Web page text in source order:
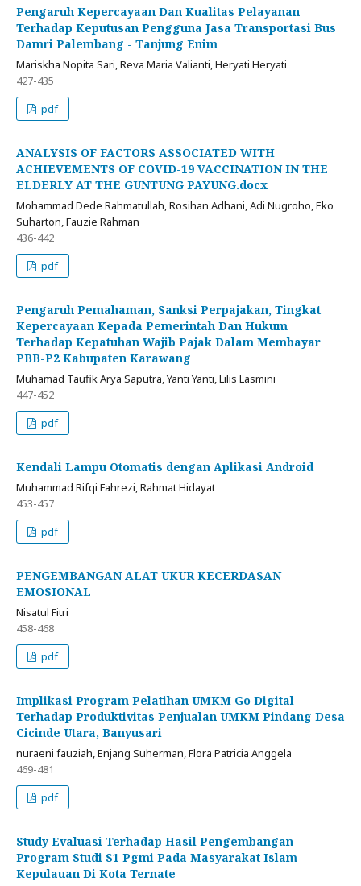
Pengaruh Kepercayaan Dan Kualitas Pelayanan
Terhadap Keputusan Pengguna Jasa Transportasi Bus
Damri Palembang - Tanjung Enim
Mariskha Nopita Sari, Reva Maria Valianti, Heryati Heryati
427-435
pdf
ANALYSIS OF FACTORS ASSOCIATED WITH
ACHIEVEMENTS OF COVID-19 VACCINATION IN THE
ELDERLY AT THE GUNTUNG PAYUNG.docx
Mohammad Dede Rahmatullah, Rosihan Adhani, Adi Nugroho, Eko
Suharton, Fauzie Rahman
436-442
pdf
Pengaruh Pemahaman, Sanksi Perpajakan, Tingkat
Kepercayaan Kepada Pemerintah Dan Hukum
Terhadap Kepatuhan Wajib Pajak Dalam Membayar
PBB-P2 Kabupaten Karawang
Muhamad Taufik Arya Saputra, Yanti Yanti, Lilis Lasmini
447-452
pdf
Kendali Lampu Otomatis dengan Aplikasi Android
Muhammad Rifqi Fahrezi, Rahmat Hidayat
453-457
pdf
PENGEMBANGAN ALAT UKUR KECERDASAN
EMOSIONAL
Nisatul Fitri
458-468
pdf
Implikasi Program Pelatihan UMKM Go Digital
Terhadap Produktivitas Penjualan UMKM Pindang Desa
Cicinde Utara, Banyusari
nuraeni fauziah, Enjang Suherman, Flora Patricia Anggela
469-481
pdf
Study Evaluasi Terhadap Hasil Pengembangan
Program Studi S1 Pgmi Pada Masyarakat Islam
Kepulauan Di Kota Ternate